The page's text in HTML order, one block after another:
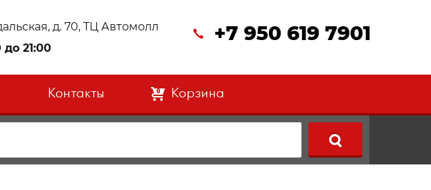
д. 70, ТЦ Автомолл
до 21:00
+7 950 619 7901
Контакты 0 Корзина